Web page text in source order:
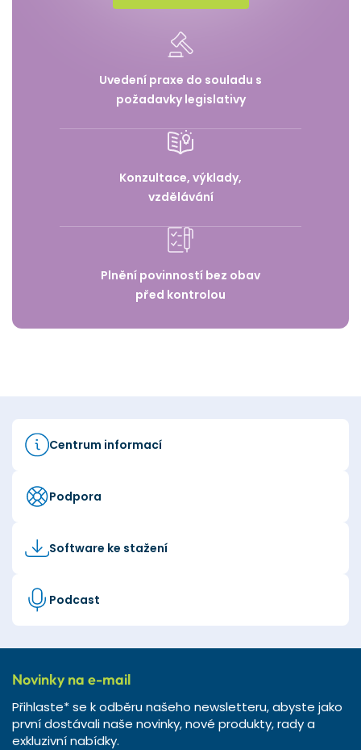
Uvedení praxe do souladu s
požadavky legislativy
Konzultace, výklady,
vzdělávání
Plnění povinností bez obav
před kontrolou
Centrum informací
Podpora
Software ke stažení
Podcast
Novinky na e-mail
Přihlaste* se k odběru našeho newsletteru, abyste jako
první dostávali naše novinky, nové produkty, rady a
exkluzivní nabídky.